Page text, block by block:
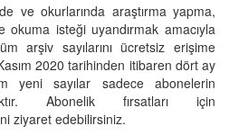
ve okurlarında araştırma yapma,
isteği uyandırmak amacıyla
arşiv sayılarını ücretsiz erişime
2020 tarihinden itibaren dört ay
yeni sayılar sadece abonelerin
Abonelik fırsatları için
ziyaret edebilirsiniz.